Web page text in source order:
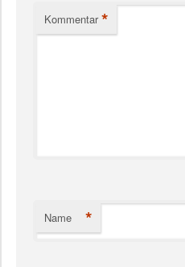
Kommentar *
Name *